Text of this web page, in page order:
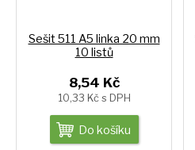
Sešit 511 A5 linka 20 mm
10 listů
8,54 Kč
10,33 Kč s DPH
Do košíku